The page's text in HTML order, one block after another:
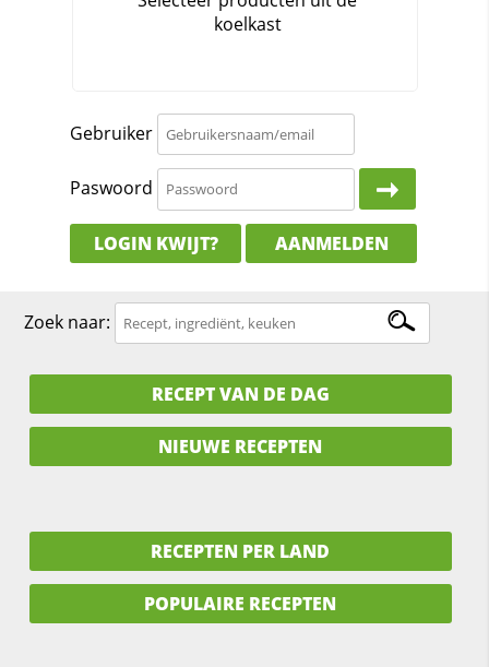
Gebruiker
Paswoord
LOGIN KWIJT? AANMELDEN
Zoek naar:
RECEPT VAN DE DAG
NIEUWE RECEPTEN
RECEPTEN PER LAND
POPULAIRE RECEPTEN